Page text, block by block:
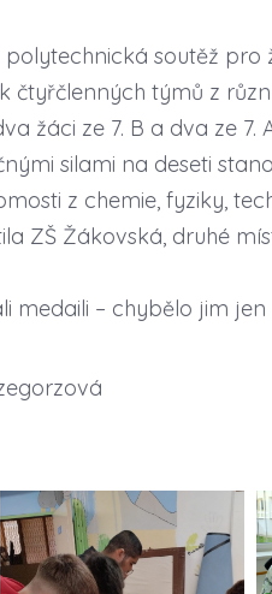
polytechnická soutěž
čtyřčlenných týmů z
žáci ze 7. B a dva ze 7.
silami na deseti
z chemie, fyziky,
ZŠ Žákovská, druhé
medaili – chybělo jim